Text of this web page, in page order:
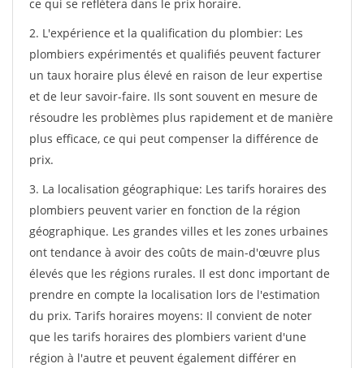
ce qui se reflétera dans le prix horaire.
2. L'expérience et la qualification du plombier: Les
plombiers expérimentés et qualifiés peuvent facturer
un taux horaire plus élevé en raison de leur expertise
et de leur savoir-faire. Ils sont souvent en mesure de
résoudre les problèmes plus rapidement et de manière
plus efficace, ce qui peut compenser la différence de
prix.
3. La localisation géographique: Les tarifs horaires des
plombiers peuvent varier en fonction de la région
géographique. Les grandes villes et les zones urbaines
ont tendance à avoir des coûts de main-d'œuvre plus
élevés que les régions rurales. Il est donc important de
prendre en compte la localisation lors de l'estimation
du prix. Tarifs horaires moyens: Il convient de noter
que les tarifs horaires des plombiers varient d'une
région à l'autre et peuvent également différer en